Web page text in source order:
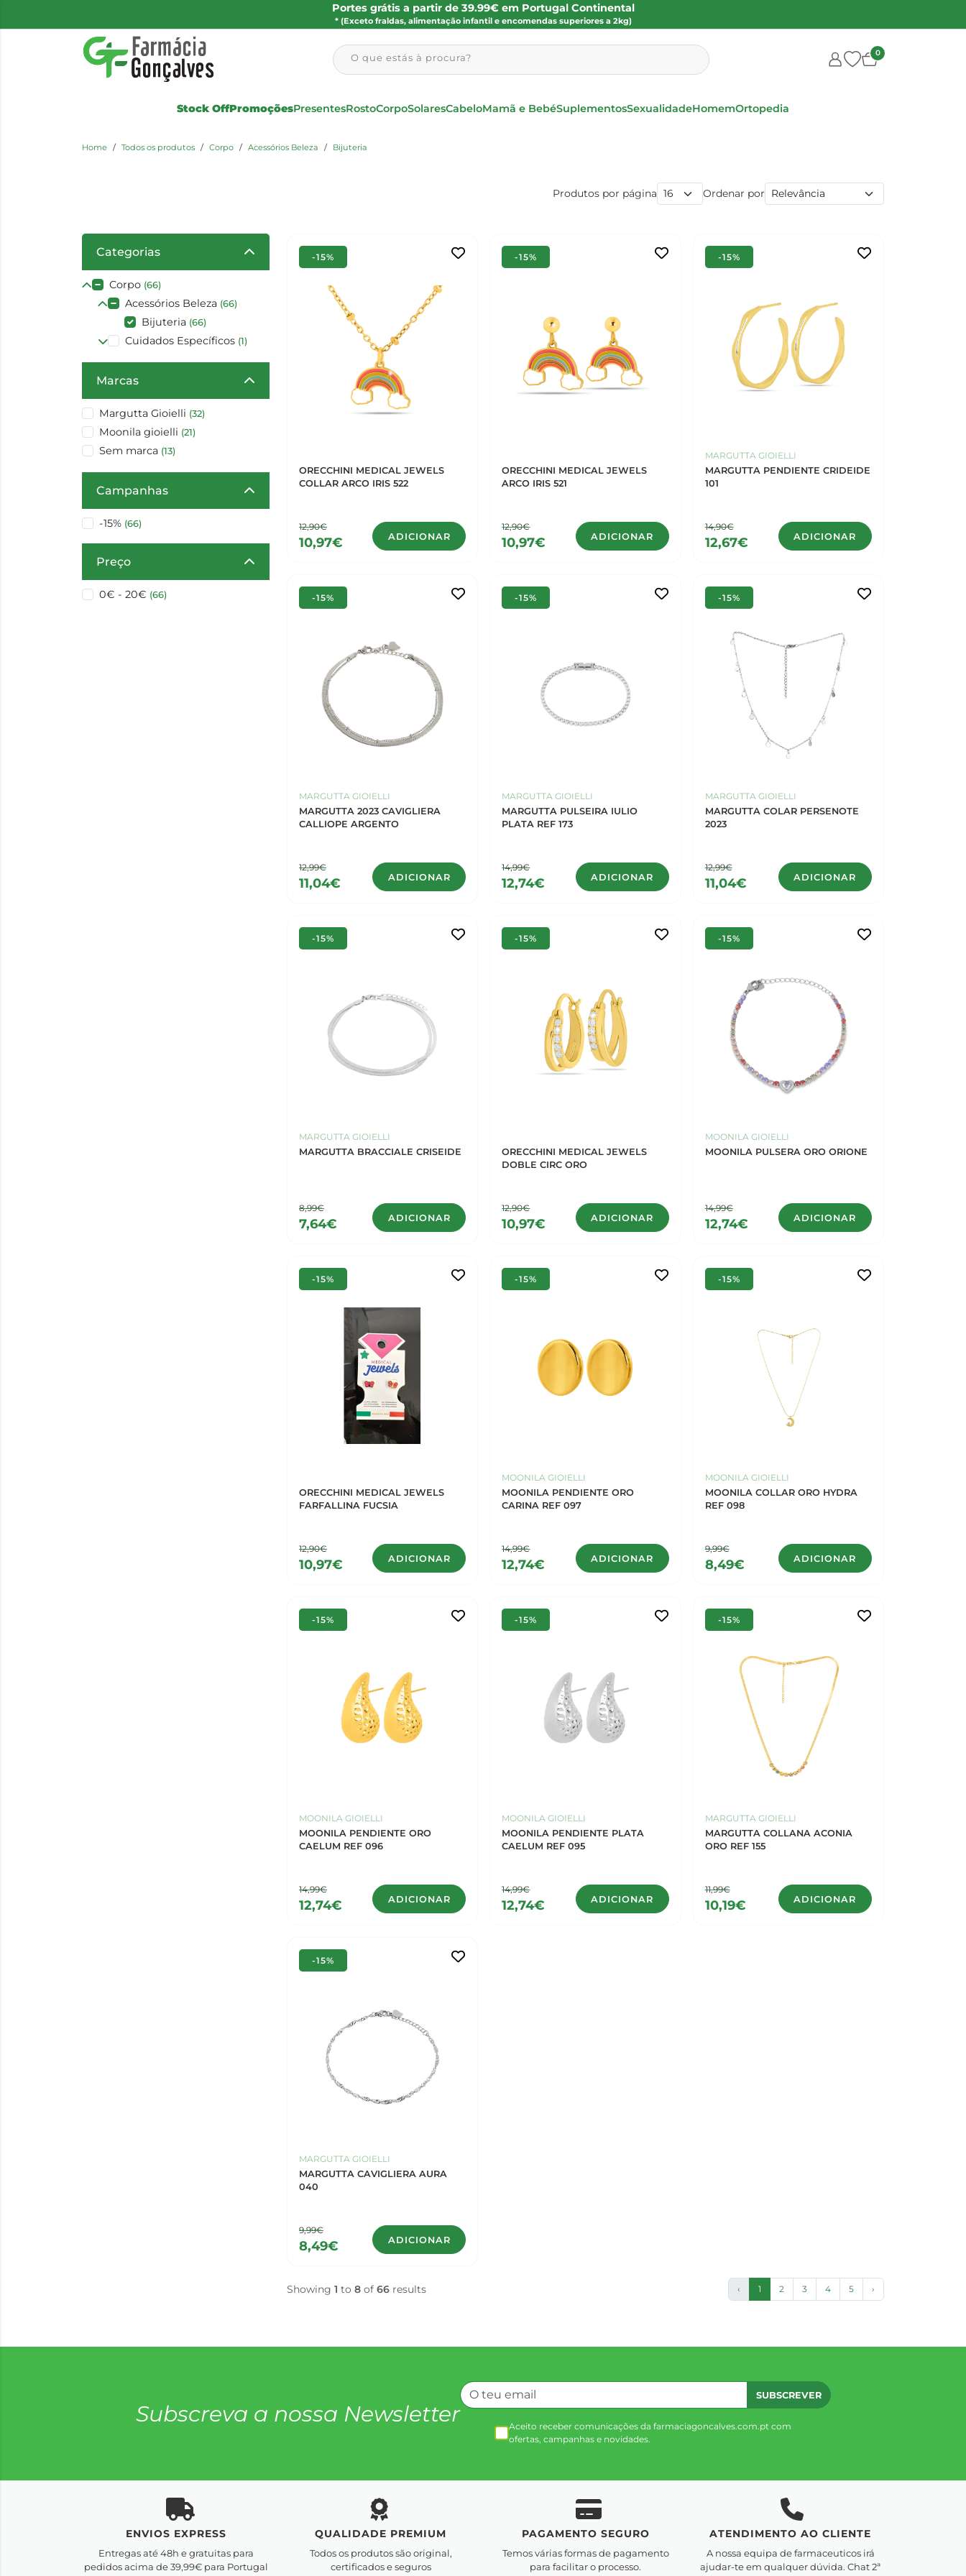
Portes grátis a partir de 39.99€ em Portugal Continental
* (Exceto fraldas, alimentação infantil e encomendas superiores a 2kg)
O que estás à procura? 0
Stock OffPromoçõesPresentesRostoCorpoSolaresCabeloMamã e BebéSuplementosSexualidadeHomemOrtopedia
Home Todos os produtos Corpo Acessórios Beleza Bijuteria
Produtos por página Ordenar por
Categorias
Corpo (66)
Acessórios Beleza (66)
Bijuteria (66)
Cuidados Específicos (1)
Marcas
Margutta Gioielli (32)
Moonila gioielli (21)
Sem marca (13)
Campanhas
-15% (66)
Preço
0€ - 20€ (66)
-15%
ORECCHINI MEDICAL JEWELS
COLLAR ARCO IRIS 522
12,90€
10,97€ ADICIONAR
-15%
ORECCHINI MEDICAL JEWELS
ARCO IRIS 521
12,90€
10,97€ ADICIONAR
-15%
MARGUTTA GIOIELLI
MARGUTTA PENDIENTE CRIDEIDE
101
14,90€
12,67€ ADICIONAR
-15%
MARGUTTA GIOIELLI
MARGUTTA 2023 CAVIGLIERA
CALLIOPE ARGENTO
12,99€
11,04€ ADICIONAR
-15%
MARGUTTA GIOIELLI
MARGUTTA PULSEIRA IULIO
PLATA REF 173
14,99€
12,74€ ADICIONAR
-15%
MARGUTTA GIOIELLI
MARGUTTA COLAR PERSENOTE
2023
12,99€
11,04€ ADICIONAR
-15%
MARGUTTA GIOIELLI
MARGUTTA BRACCIALE CRISEIDE
8,99€
7,64€ ADICIONAR
-15%
ORECCHINI MEDICAL JEWELS
DOBLE CIRC ORO
12,90€
10,97€ ADICIONAR
-15%
MOONILA GIOIELLI
MOONILA PULSERA ORO ORIONE
14,99€
12,74€ ADICIONAR
-15%
ORECCHINI MEDICAL JEWELS
FARFALLINA FUCSIA
12,90€
10,97€ ADICIONAR
-15%
MOONILA GIOIELLI
MOONILA PENDIENTE ORO
CARINA REF 097
14,99€
12,74€ ADICIONAR
-15%
MOONILA GIOIELLI
MOONILA COLLAR ORO HYDRA
REF 098
9,99€
8,49€ ADICIONAR
-15%
MOONILA GIOIELLI
MOONILA PENDIENTE ORO
CAELUM REF 096
14,99€
12,74€ ADICIONAR
-15%
MOONILA GIOIELLI
MOONILA PENDIENTE PLATA
CAELUM REF 095
14,99€
12,74€ ADICIONAR
-15%
MARGUTTA GIOIELLI
MARGUTTA COLLANA ACONIA
ORO REF 155
11,99€
10,19€ ADICIONAR
-15%
MARGUTTA GIOIELLI
MARGUTTA CAVIGLIERA AURA
040
9,99€
8,49€ ADICIONAR
Showing 1 to 8 of 66 results ‹ 1 2 3 4 5 ›
Subscreva a nossa Newsletter
SUBSCREVER
Aceito receber comunicações da farmaciagoncalves.com.pt com
ofertas, campanhas e novidades.
ENVIOS EXPRESS
Entregas até 48h e gratuitas para
pedidos acima de 39,99€ para Portugal
QUALIDADE PREMIUM
Todos os produtos são original,
certificados e seguros
PAGAMENTO SEGURO
Temos várias formas de pagamento
para facilitar o processo.
ATENDIMENTO AO CLIENTE
A nossa equipa de farmaceuticos irá
ajudar-te em qualquer dúvida. Chat 2ª